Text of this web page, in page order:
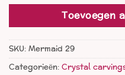
Toevoegen
SKU:Mermaid 29
Categorieën:Crystal